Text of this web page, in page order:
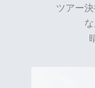
ツアー